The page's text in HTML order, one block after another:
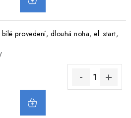
ochrany osobních údajů
provedení, dlouhá noha, el. start,